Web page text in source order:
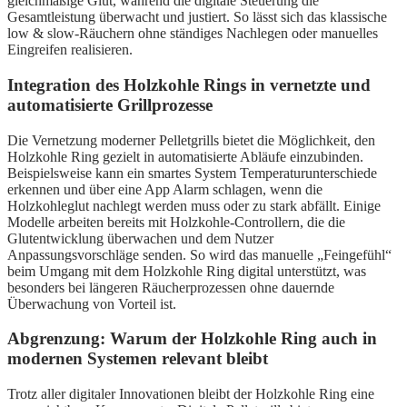
Gesamtleistung überwacht und justiert. So lässt sich das klassische
low & slow-Räuchern ohne ständiges Nachlegen oder manuelles
Eingreifen realisieren.
Integration des Holzkohle Rings in vernetzte und
automatisierte Grillprozesse
Die Vernetzung moderner Pelletgrills bietet die Möglichkeit, den
Holzkohle Ring gezielt in automatisierte Abläufe einzubinden.
Beispielsweise kann ein smartes System Temperaturunterschiede
erkennen und über eine App Alarm schlagen, wenn die
Holzkohleglut nachlegt werden muss oder zu stark abfällt. Einige
Modelle arbeiten bereits mit Holzkohle-Controllern, die die
Glutentwicklung überwachen und dem Nutzer
Anpassungsvorschläge senden. So wird das manuelle „Feingefühl“
beim Umgang mit dem Holzkohle Ring digital unterstützt, was
besonders bei längeren Räucherprozessen ohne dauernde
Überwachung von Vorteil ist.
Abgrenzung: Warum der Holzkohle Ring auch in
modernen Systemen relevant bleibt
Trotz aller digitaler Innovationen bleibt der Holzkohle Ring eine